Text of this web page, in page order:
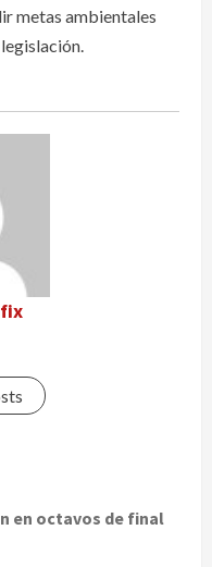
metas ambientales
en octavos de final